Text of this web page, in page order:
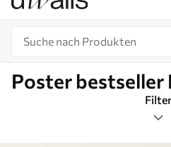
Poster bestseller
Filter
Tags